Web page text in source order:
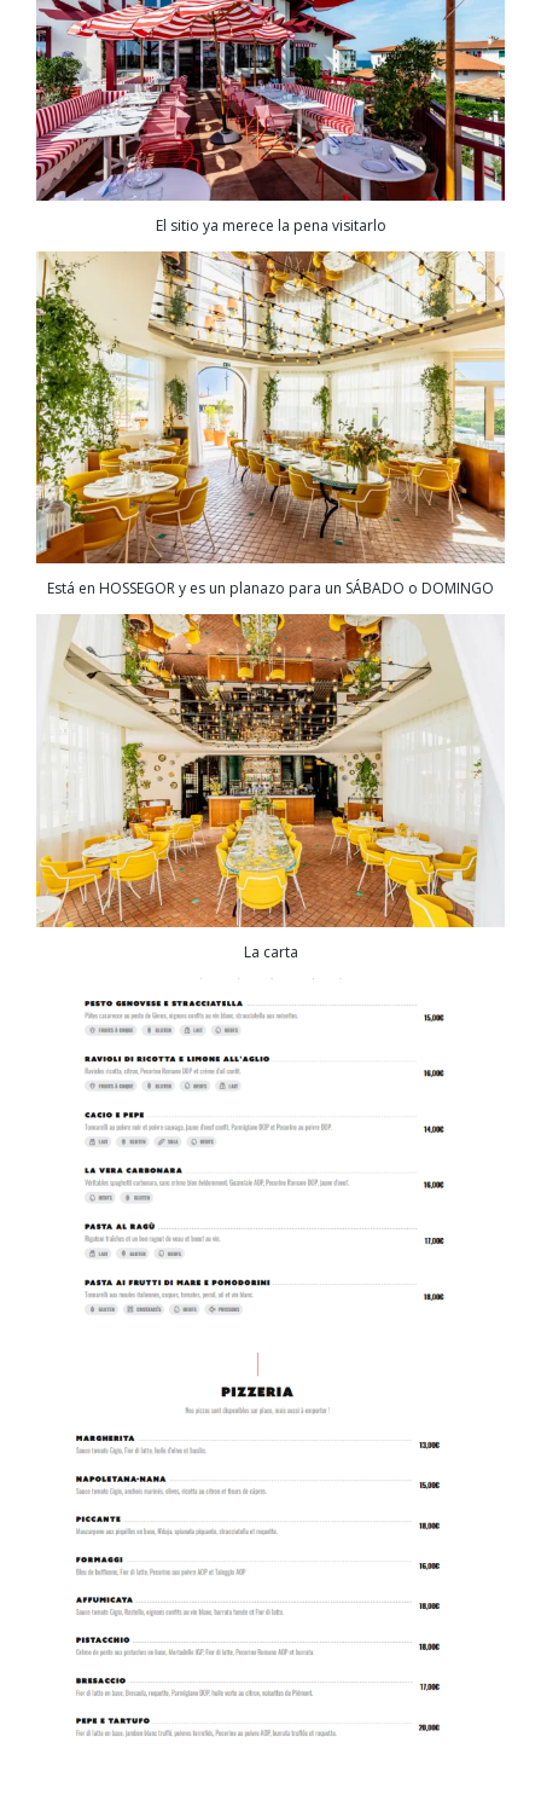
El sitio ya merece la pena visitarlo
Está en HOSSEGOR y es un planazo para un SÁBADO o DOMINGO
La carta